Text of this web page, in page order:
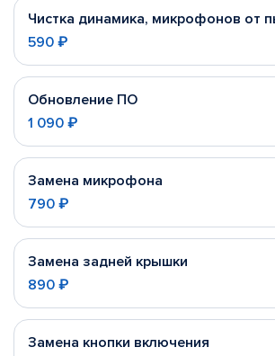
Чистка динамика, микрофонов от
590 ₽
Обновление ПО
1 090 ₽
Замена микрофона
790 ₽
Замена задней крышки
890 ₽
Замена кнопки включения